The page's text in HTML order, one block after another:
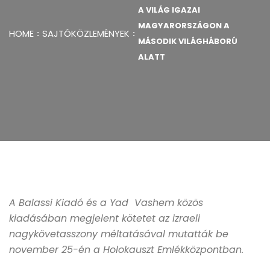
HOME SAJTÓKÖZLEMÉNYEK
A VILÁG IGAZAI
MAGYARORSZÁGON A
MÁSODIK VILÁGHÁBORÚ
ALATT
A Balassi Kiadó és a Yad Vashem közös
kiadásában megjelent kötetet az izraeli
nagykövetasszony méltatásával mutatták be
november 25-én a Holokauszt Emlékközpontban.